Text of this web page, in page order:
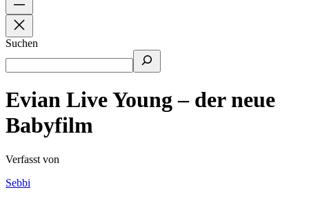
Suchen
Evian Live Young – der neue
Babyfilm
Verfasst von
Sebbi